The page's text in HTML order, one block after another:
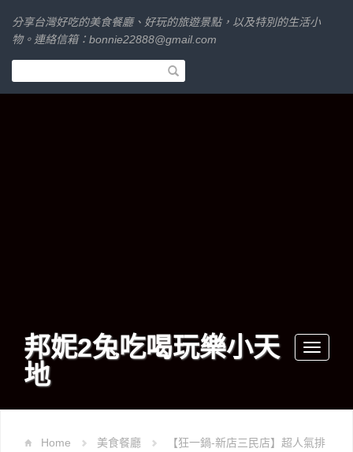
分享台灣好吃的美食餐廳、好玩的旅遊景點，以及特別的生活小
物。連絡信箱： bonnie22888@gmail.com
Toggle
邦妮2兔吃喝玩樂小天
地
Home 美食餐廳
【狂一鍋-新店三民店】超人氣排